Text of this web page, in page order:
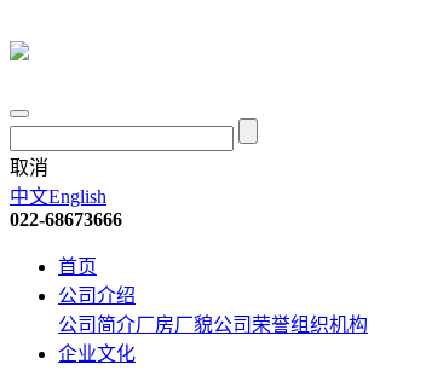
取消
中文English
022-68673666
首页
公司介绍
公司简介厂房厂貌公司荣誉组织机构
企业文化